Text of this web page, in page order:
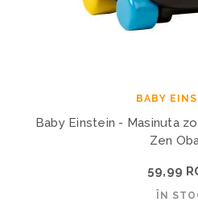
BABY
Baby Einstein - Masinuta
Zen
59,99
ÎN